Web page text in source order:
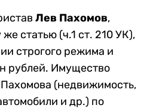
Лев Пахомов,
статью (ч.1 ст. 210 УК),
строгого режима и
рублей. Имущество
(недвижимость,
и др.) по